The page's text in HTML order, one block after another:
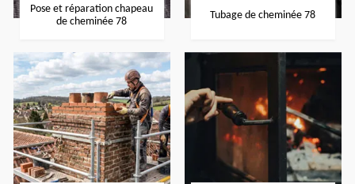
Pose et réparation chapeau
de cheminée 78
Tubage de cheminée 78